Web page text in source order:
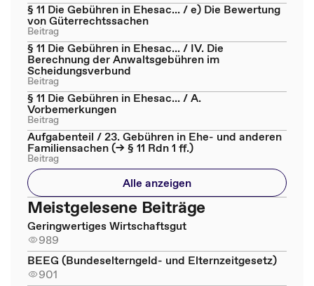
§ 11 Die Gebühren in Ehesac... / e) Die Bewertung
von Güterrechtssachen
Beitrag
§ 11 Die Gebühren in Ehesac... / IV. Die
Berechnung der Anwaltsgebühren im
Scheidungsverbund
Beitrag
§ 11 Die Gebühren in Ehesac... / A.
Vorbemerkungen
Beitrag
Aufgabenteil / 23. Gebühren in Ehe- und anderen
Familiensachen (→ § 11 Rdn 1 ff.)
Beitrag
Alle anzeigen
Meistgelesene Beiträge
Geringwertiges Wirtschaftsgut
989
BEEG (Bundeselterngeld- und Elternzeitgesetz)
901